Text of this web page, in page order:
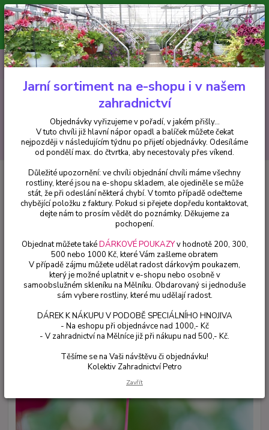
Minimální hodnota pro odeslání z e-shopu je 300 Kč.
V tuto chvíli již hlavní nápor objednávek opadl a balíček můžete čekat
nejpozději v následujícím týdnu po přijetí objednávky. Objednávky
vyřizujeme v pořadí, v jakém přišly...
CZK
Hledat
+420 602 223 614 0ks
za0 Kč
Fuchsie Jopie Fuchsie - 1 ks
Jopie Fuchsie - 1 ks
Jarní sortiment na e-shopu i v našem
zahradnictví
Objednávky vyřizujeme v pořadí, v jakém přišly...
V tuto chvíli již hlavní nápor opadl a balíček můžete čekat
nejpozději v následujícím týdnu po přijetí objednávky. Odesíláme
od pondělí max. do čtvrtka, aby necestovaly přes víkend.
Důležité upozornění: ve chvíli objednání chvíli máme všechny
rostliny, které jsou na e-shopu skladem, ale ojediněle se může
stát, že při odeslání některá chybí. V tomto případě odečteme
chybějící položku z faktury. Pokud si přejete dopředu kontaktovat,
dejte nám to prosím vědět do poznámky. Děkujeme za
pochopení.
Objednat můžete takéDÁRKOVÉ POUKAZYv hodnotě 200, 300,
500 nebo 1000 Kč, které Vám zašleme obratem
V případě zájmu můžete udělat radost dárkovým poukazem,
který je možné uplatnit v e-shopu nebo osobně v
samoobslužném skleníku na Mělníku. Obdarovaný si jednoduše
sám vybere rostliny, které mu udělají radost.
DÁREK K NÁKUPU V PODOBĚ SPECIÁLNÍHO HNOJIVA
- Na eshopu při objednávce nad 1000,- Kč
- V zahradnictví na Mělníce již při nákupu nad 500,- Kč.
Těšíme se na Vaši návštěvu či objednávku!
Kolektiv Zahradnictví Petro
Zavřít